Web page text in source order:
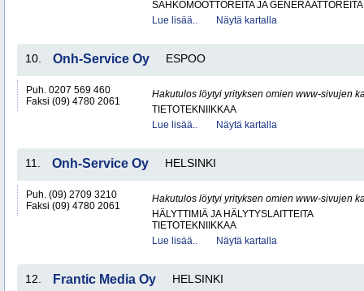
SÄHKÖMOOTTOREITA JA GENERAATTOREITA
Lue lisää..
Näytä kartalla
10. Onh-Service Oy ESPOO
Puh. 0207 569 460
Faksi (09) 4780 2061
Hakutulos löytyi yrityksen omien www-sivujen
TIETOTEKNIIKKAA
Lue lisää..
Näytä kartalla
11. Onh-Service Oy HELSINKI
Puh. (09) 2709 3210
Faksi (09) 4780 2061
Hakutulos löytyi yrityksen omien www-sivujen
HÄLYTTIMIÄ JA HÄLYTYSLAITTEITA
TIETOTEKNIIKKAA
Lue lisää..
Näytä kartalla
12. Frantic Media Oy HELSINKI